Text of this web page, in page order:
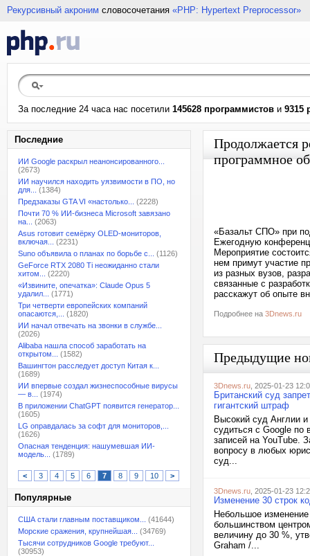
Рекурсивный акроним словосочетания «PHP: Hypertext Preprocessor»
За последние 24 часа нас посетили 145628 программистов и 9315
Последние
ИИ Google раскрыл неанонсированного...
(2673)
ИИ научился находить уязвимости в ПО, но
для...
(1384)
Предзаказы GTA VI «настолько...
(2228)
Почти 70 % ИИ-бизнеса Microsoft завязано
на...
(2063)
Asus готовит семёрку OLED-мониторов,
включая...
(2231)
Suno объявила о планах по борьбе с...
(1126)
GeForce RTX 2080 Ti неожиданно стали
хитом...
(2220)
«Извините, опечатка»: Claude Opus 5
удалил...
(1771)
Три четверти европейских компаний
опасаются,...
(1820)
ИИ начал отвечать на звонки в службе...
(2026)
Alibaba нашла способ заработать на
открытом...
(1582)
Вашингтон расследует доступ Китая к...
(1689)
ИИ впервые создал жизнеспособные вирусы
— в...
(1974)
В приложении ChatGPT появится генератор...
(1605)
LG оправдалась за софт для мониторов,...
(1626)
Опасная тенденция: нашумевшая ИИ-
модель...
(1789)
< 3 4 5 6 7 8 9 10 >
Популярные
США стали главным поставщиком...
(41644)
Морские сражения, крупнейшая...
(34769)
Тысячи сотрудников Google требуют...
(30953)
Продолжается
программное
«Базальт СПО» при
Ежегодную
Мероприятие
нем примут участие
из разных вузов,
связанные с
расскажут об опыте
Подробнее на 3Dnews.ru
Предыдущие
3Dnews.ru , 2025-01-23
Британский суд
гигантский штраф
Высокий суд Англии
судиться с Google по
записей на YouTube.
вопросу в любых
суд...
3Dnews.ru , 2025-01-23
Изменение 30 строк
Небольшое
большинством
величину до 30 %,
Graham /...